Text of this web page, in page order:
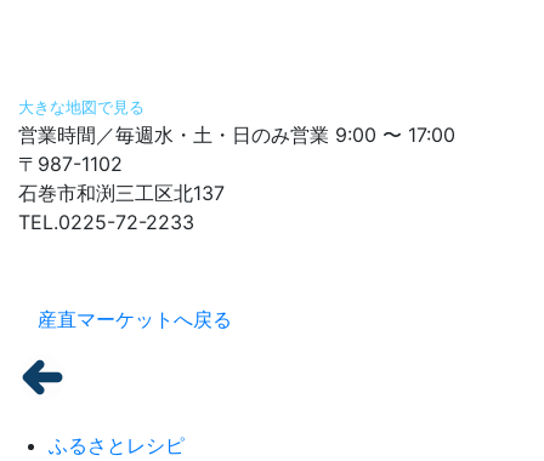
大きな地図で見る
営業時間／毎週水・土・日のみ営業 9:00 〜 17:00
〒987-1102
石巻市和渕三工区北137
TEL.0225-72-2233
産直マーケットへ戻る
ふるさとレシピ